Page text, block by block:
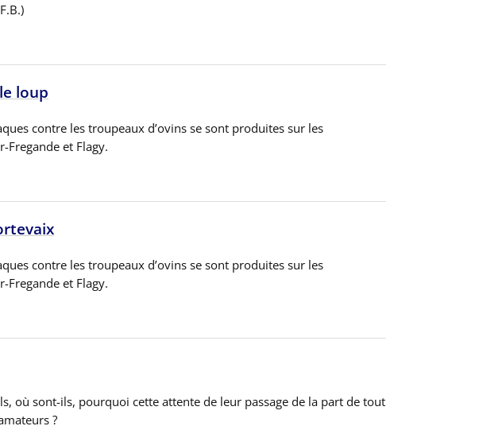
loup
contre les troupeaux d’ovins se sont produites sur les
Fregande et Flagy.
contre les troupeaux d’ovins se sont produites sur les
Fregande et Flagy.
où sont-ils, pourquoi cette attente de leur passage de la part de tout
?